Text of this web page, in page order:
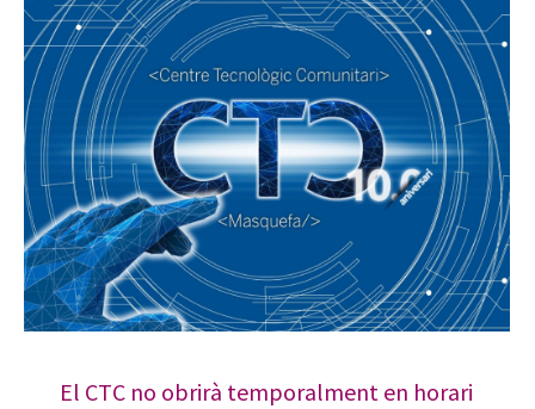
El CTC no obrirà temporalment en horari